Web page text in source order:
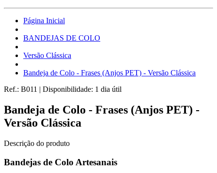
Página Inicial
BANDEJAS DE COLO
Versão Clássica
Bandeja de Colo - Frases (Anjos PET) - Versão Clássica
Ref.: B011 | Disponibilidade: 1 dia útil
Bandeja de Colo - Frases (Anjos PET) -
Versão Clássica
Descrição do produto
Bandejas de Colo Artesanais